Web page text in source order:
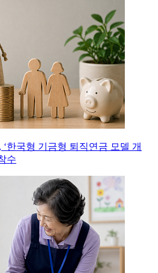
한국형 기금형 퇴직연금 모델 개
수